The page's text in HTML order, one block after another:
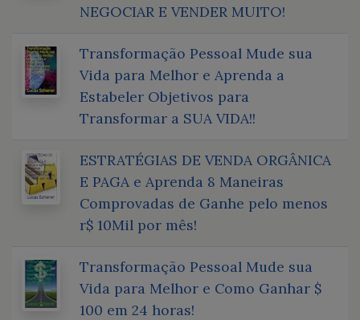
NEGOCIAR E VENDER MUITO!
Transformação Pessoal Mude sua
Vida para Melhor e Aprenda a
Estabeler Objetivos para
Transformar a SUA VIDA!!
ESTRATÉGIAS DE VENDA ORGÂNICA
E PAGA e Aprenda 8 Maneiras
Comprovadas de Ganhe pelo menos
r$ 10Mil por mês!
Transformação Pessoal Mude sua
Vida para Melhor e Como Ganhar $
100 em 24 horas!